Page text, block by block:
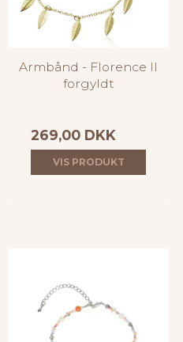
Armbånd - Florence II
forgyldt
269,00 DKK
VIS PRODUKT